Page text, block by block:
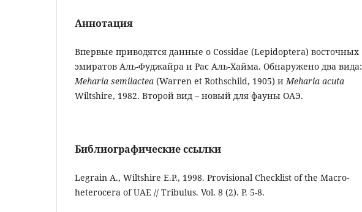
Аннотация
Впервые приводятся данные о Cossidae (Lepidoptera) восточных
эмиратов Аль-Фуджайра и Рас Аль-Хайма. Обнаружено два вида:
Meharia semilactea (Warren et Rothschild, 1905) иMeharia acuta
Wiltshire, 1982. Второй вид – новый для фауны ОАЭ.
Библиографические ссылки
Legrain A., Wiltshire E.P., 1998. Provisional Checklist of the Macro-
heterocera of UAE // Tribulus. Vol. 8 (2). P. 5-8.